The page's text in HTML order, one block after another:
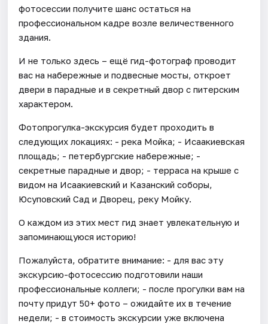
фотосессии получите шанс остаться на
профессиональном кадре возле величественного
здания.
И не только здесь – ещё гид-фотограф проводит
вас на набережные и подвесные мосты, откроет
двери в парадные и в секретный двор с питерским
характером.
Фотопрогулка-экскурсия будет проходить в
следующих локациях: - река Мойка; - Исаакиевская
площадь; - петербургские набережные; -
секретные парадные и двор; - терраса на крыше с
видом на Исаакиевский и Казанский соборы,
Юсуповский Сад и Дворец, реку Мойку.
О каждом из этих мест гид знает увлекательную и
запоминающуюся историю!
Пожалуйста, обратите внимание: - для вас эту
экскурсию-фотосессию подготовили наши
профессиональные коллеги; - после прогулки вам на
почту придут 50+ фото – ожидайте их в течение
недели; - в стоимость экскурсии уже включена